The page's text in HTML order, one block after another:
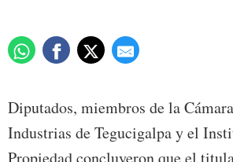
Diputados, miembros de la
Industrias de Tegucigalpa y el